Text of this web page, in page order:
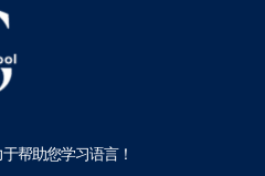
帮助您学习语言！